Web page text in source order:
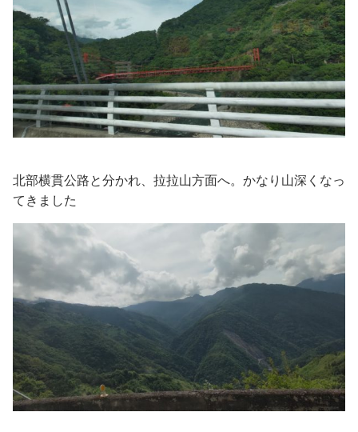
北部横貫公路と分かれ、拉拉山方面へ。かなり山深くなっ
てきました